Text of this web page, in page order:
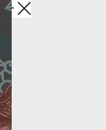
Закрыть